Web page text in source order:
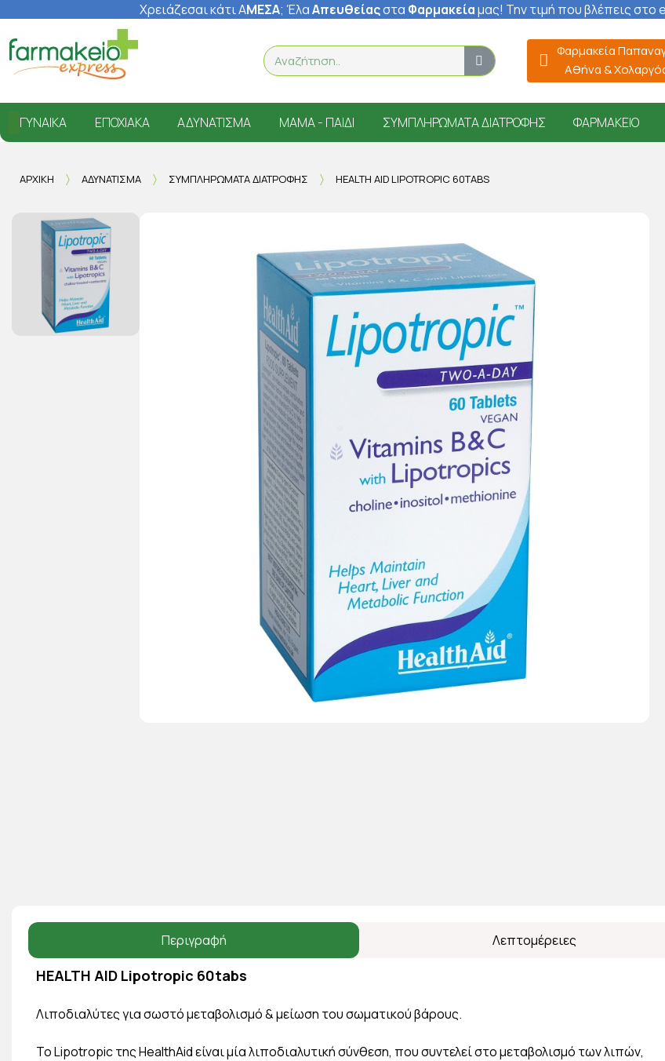
Χρειάζεσαι κάτι ΑΜΕΣΑ; ΈλαΑπευθείαςστα Φαρμακείαμας! Την τιμή που βλέπεις στο
Φαρμακεία
Αθήνα &
ΓΥΝΑΊΚΑ ΕΠΟΧΙΑΚΆ ΑΔΥΝΆΤΙΣΜΑ ΜΑΜΆ - ΠΑΙΔΊ ΣΥΜΠΛΗΡΏΜΑΤΑ ΔΙΑΤΡΟΦΉΣ ΦΑΡΜΑΚΕΊΟ
ΑΡΧΙΚΉ ΑΔΥΝΆΤΙΣΜΑ ΣΥΜΠΛΗΡΏΜΑΤΑ ΔΙΑΤΡΟΦΉΣ HEALTH AID LIPOTROPIC 60TABS
Περιγραφή Λεπτομέρειες
HEALTH AID Lipotropic 60tabs
Λιποδιαλύτες για σωστό μεταβολισμό & μείωση του σωματικού βάρους.
Το Lipotropic της HealthAid είναι μία λιποδιαλυτική σύνθεση, που συντελεί στο μεταβολισμό των λιπών,